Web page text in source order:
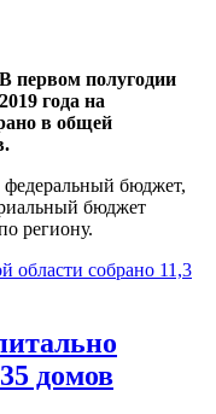
В первом полугодии
2019 года на
в общей
бюджет,
бюджет
региону.
области собрано 11,3
домов